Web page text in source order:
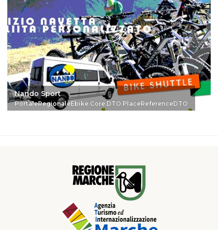
Nando Sport
PortaleRegionaleEbike.Core.DTO.PlaceReferenceDTO